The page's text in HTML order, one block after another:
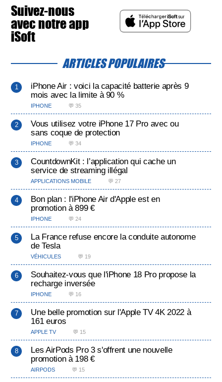
Suivez-nous
avec notre app
iSoft
ARTICLES POPULAIRES
iPhone Air : voici la capacité batterie après 9
mois avec la limite à 90 %
IPHONE 💬 35
Vous utilisez votre iPhone 17 Pro avec ou
sans coque de protection
IPHONE 💬 34
CountdownKit : l’application qui cache un
service de streaming illégal
APPLICATIONS MOBILE 💬 27
Bon plan : l'iPhone Air d'Apple est en
promotion à 899 €
IPHONE 💬 24
La France refuse encore la conduite autonome
de Tesla
VÉHICULES 💬 19
Souhaitez-vous que l'iPhone 18 Pro propose la
recharge inversée
IPHONE 💬 16
Une belle promotion sur l'Apple TV 4K 2022 à
161 euros
APPLE TV 💬 15
Les AirPods Pro 3 s'offrent une nouvelle
promotion à 198 €
AIRPODS 💬 15